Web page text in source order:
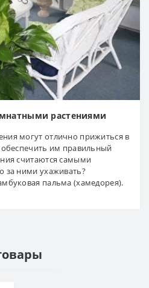
растениями
могут отлично прижиться в
им правильный
считаются самыми
за ними ухаживать?
пальма (хамедорея).